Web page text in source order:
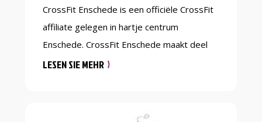
CrossFit Enschede is een officiële CrossFit
affiliate gelegen in hartje centrum
Enschede. CrossFit Enschede maakt deel
uit van Training Center Twente, een plek
dagelijkse WOD, kan je ook vrij trainen en
LESEN SIE MEHR